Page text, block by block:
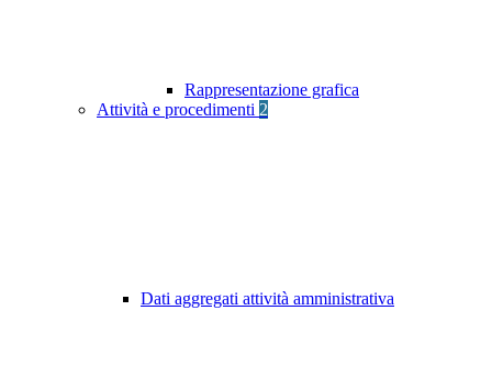
Rappresentazione grafica
Attività e procedimenti 2
Dati aggregati attività amministrativa